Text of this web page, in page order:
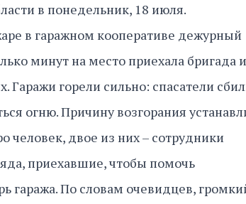
в понедельник, 18 июля.
в гаражном кооперативе дежурный
минут на место приехала бригада
Гаражи горели сильно: спасатели
огню. Причину возгорания
человек, двое из них – сотрудники
приехавшие, чтобы помочь
гаража. По словам очевидцев,